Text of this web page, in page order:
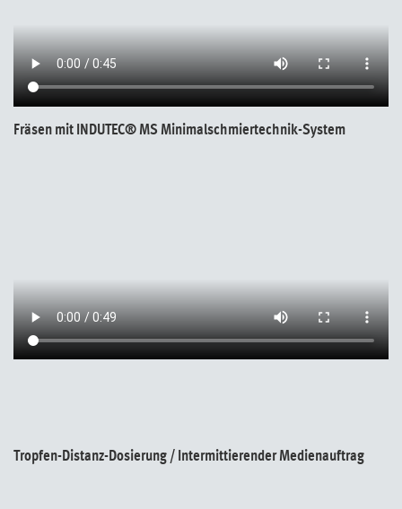
Fräsen mit INDUTEC® MS Minimalschmiertechnik-System
Tropfen-Distanz-Dosierung / Intermittierender Medienauftrag